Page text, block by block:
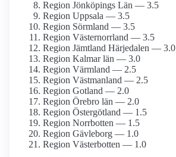
Region Jönköpings Län — 3.5
Region Uppsala — 3.5
Region Sörmland — 3.5
Region Västernorrland — 3.5
Region Jämtland Härjedalen — 3.0
Region Kalmar län — 3.0
Region Värmland — 2.5
Region Västmanland — 2.5
Region Gotland — 2.0
Region Örebro län — 2.0
Region Östergötland — 1.5
Region Norrbotten — 1.5
Region Gävleborg — 1.0
Region Västerbotten — 1.0